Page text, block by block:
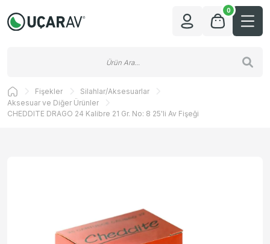
0
Fişekler
Silahlar/Aksesuarlar
Aksesuar ve Diğer Ürünler
CHEDDITE DRAGO 24 Kalibre 21 Gr. No: 8 25'li Av Fişeği